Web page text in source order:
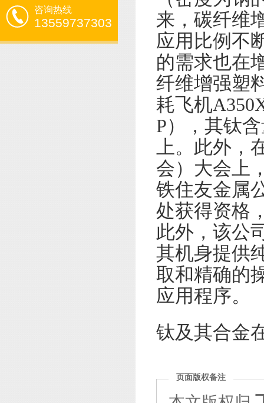
咨询热线
13559737303
来，碳纤维
应用比例不
的需求也在
纤维增强塑
耗飞机
P），其钛
上。此外，
会）大会上
铁住友金属
处获得资格
此外，该公
其机身提供
取和精确的
应用程序。
钛及其合金
页面版权备注